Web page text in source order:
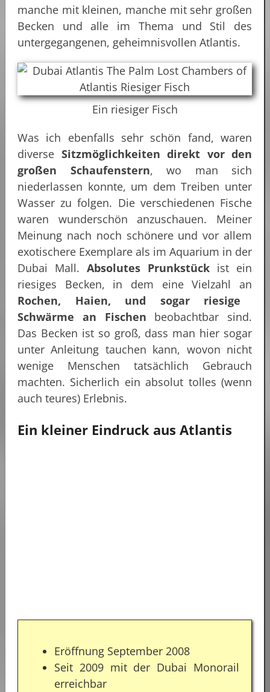
manche mit kleinen, manche mit sehr großen
Becken und alle im Thema und Stil des
untergegangenen, geheimnisvollen Atlantis.
Ein riesiger Fisch
Was ich ebenfalls sehr schön fand, waren
diverse Sitzmöglichkeiten direkt vor den
großen Schaufenstern, wo man sich
niederlassen konnte, um dem Treiben unter
Wasser zu folgen. Die verschiedenen Fische
waren wunderschön anzuschauen. Meiner
Meinung nach noch schönere und vor allem
exotischere Exemplare als im Aquarium in der
Dubai Mall. Absolutes Prunkstück ist ein
riesiges Becken, in dem eine Vielzahl an
Rochen, Haien, und sogar riesige
Schwärme an Fischen beobachtbar sind.
Das Becken ist so groß, dass man hier sogar
unter Anleitung tauchen kann, wovon nicht
wenige Menschen tatsächlich Gebrauch
machten. Sicherlich ein absolut tolles (wenn
auch teures) Erlebnis.
Ein kleiner Eindruck aus Atlantis
Akzeptieren Sie
CookiesCookies, um den Inhalt
Eröffnung September 2008
Seit 2009 mit der Dubai Monorail
erreichbar